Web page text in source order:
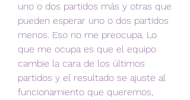
uno o dos partidos más y otras que
pueden esperar uno o dos partidos
menos. Eso no me preocupa. Lo
que me ocupa es que el equipo
cambie la cara de los últimos
partidos y el resultado se ajuste al
funcionamiento que queremos,